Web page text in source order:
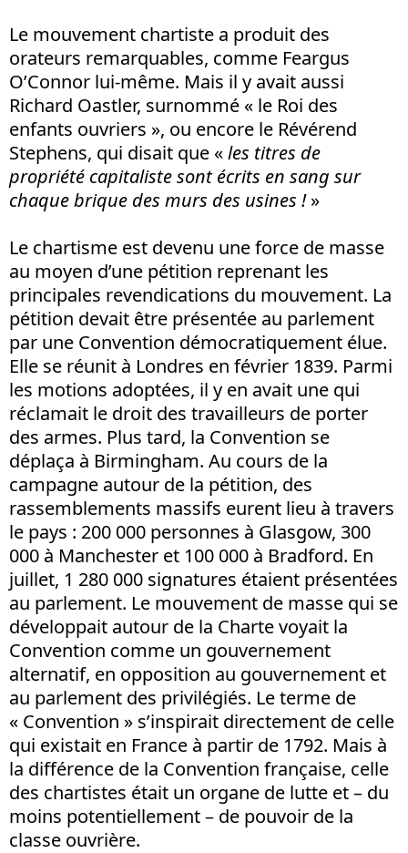
Le mouvement chartiste a produit des
orateurs remarquables, comme Feargus
O’Connor lui-même. Mais il y avait aussi
Richard Oastler, surnommé « le Roi des
enfants ouvriers », ou encore le Révérend
Stephens, qui disait que «les titres de
propriété capitaliste sont écrits en sang sur
chaque brique des murs des usines !»
Le chartisme est devenu une force de masse
au moyen d’une pétition reprenant les
principales revendications du mouvement. La
pétition devait être présentée au parlement
par une Convention démocratiquement élue.
Elle se réunit à Londres en février 1839. Parmi
les motions adoptées, il y en avait une qui
réclamait le droit des travailleurs de porter
des armes. Plus tard, la Convention se
déplaça à Birmingham. Au cours de la
campagne autour de la pétition, des
rassemblements massifs eurent lieu à travers
le pays : 200 000 personnes à Glasgow, 300
000 à Manchester et 100 000 à Bradford. En
juillet, 1 280 000 signatures étaient présentées
au parlement. Le mouvement de masse qui se
développait autour de la Charte voyait la
Convention comme un gouvernement
alternatif, en opposition au gouvernement et
au parlement des privilégiés. Le terme de
« Convention » s’inspirait directement de celle
qui existait en France à partir de 1792. Mais à
la différence de la Convention française, celle
des chartistes était un organe de lutte et – du
moins potentiellement – de pouvoir de la
classe ouvrière.